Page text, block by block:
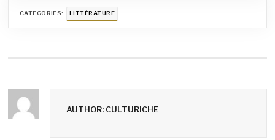
CATEGORIES: LITTÉRATURE
AUTHOR: CULTURICHE